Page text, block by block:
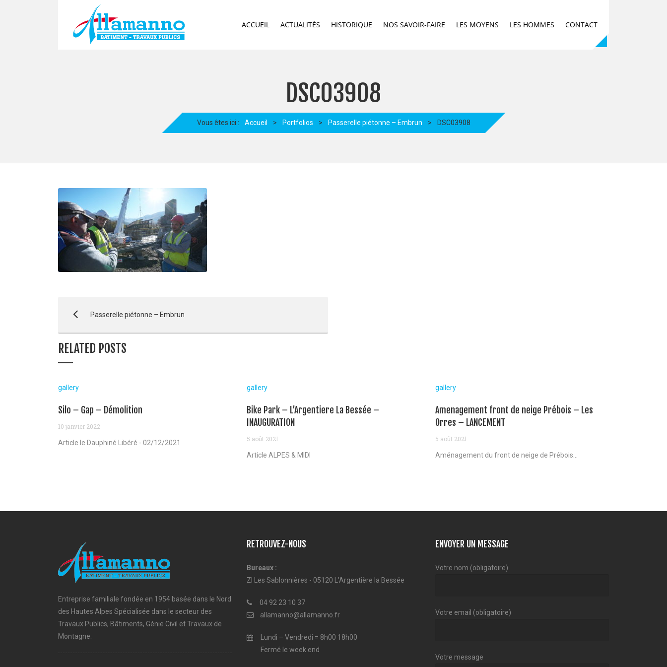
ACCUEIL ACTUALITÉS HISTORIQUE NOS SAVOIR-FAIRE LES MOYENS LES HOMMES CONTACT
DSC03908
Vous êtes ici : Accueil > Portfolios > Passerelle piétonne – Embrun > DSC03908
Passerelle piétonne – Embrun
RELATED POSTS
gallery
Silo – Gap – Démolition
10 janvier 2022
Article le Dauphiné Libéré - 02/12/2021
gallery
Bike Park – L’Argentiere La Bessée –
INAUGURATION
5 août 2021
Article ALPES & MIDI
gallery
Amenagement front de neige Prébois – Les
Orres – LANCEMENT
5 août 2021
Aménagement du front de neige de Prébois...
Entreprise familiale fondée en 1954 basée dans le Nord
des Hautes Alpes Spécialisée dans le secteur des
Travaux Publics, Bâtiments, Génie Civil et Travaux de
Montagne.
RETROUVEZ-NOUS
Bureaux :
ZI Les Sablonnières - 05120 L'Argentière la Bessée
04 92 23 10 37
allamanno@allamanno.fr
Lundi – Vendredi = 8h00 18h00
Fermé le week end
ENVOYER UN MESSAGE
Votre nom (obligatoire)
Votre email (obligatoire)
Votre message